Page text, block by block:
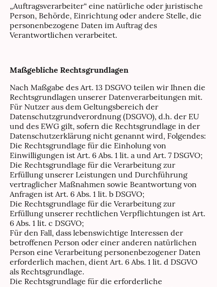
„Auftragsverarbeiter“ eine natürliche oder juristische
Person, Behörde, Einrichtung oder andere Stelle, die
personenbezogene Daten im Auftrag des
Verantwortlichen verarbeitet.
Maßgebliche Rechtsgrundlagen
Nach Maßgabe des Art. 13 DSGVO teilen wir Ihnen die
Rechtsgrundlagen unserer Datenverarbeitungen mit.
Für Nutzer aus dem Geltungsbereich der
Datenschutzgrundverordnung (DSGVO), d.h. der EU
und des EWG gilt, sofern die Rechtsgrundlage in der
Datenschutzerklärung nicht genannt wird, Folgendes:
Die Rechtsgrundlage für die Einholung von
Einwilligungen ist Art. 6 Abs. 1 lit. a und Art. 7 DSGVO;
Die Rechtsgrundlage für die Verarbeitung zur
Erfüllung unserer Leistungen und Durchführung
vertraglicher Maßnahmen sowie Beantwortung von
Anfragen ist Art. 6 Abs. 1 lit. b DSGVO;
Die Rechtsgrundlage für die Verarbeitung zur
Erfüllung unserer rechtlichen Verpflichtungen ist Art.
6 Abs. 1 lit. c DSGVO;
Für den Fall, dass lebenswichtige Interessen der
betroffenen Person oder einer anderen natürlichen
Person eine Verarbeitung personenbezogener Daten
erforderlich machen, dient Art. 6 Abs. 1 lit. d DSGVO
als Rechtsgrundlage.
Die Rechtsgrundlage für die erforderliche